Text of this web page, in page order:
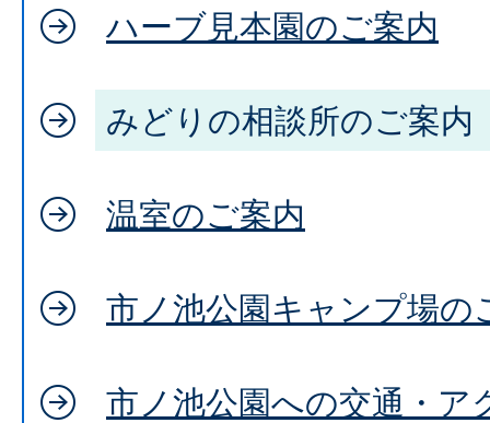
ハーブ見本園のご案内
みどりの相談所のご案内
温室のご案内
市ノ池公園キャンプ場の
市ノ池公園への交通・ア